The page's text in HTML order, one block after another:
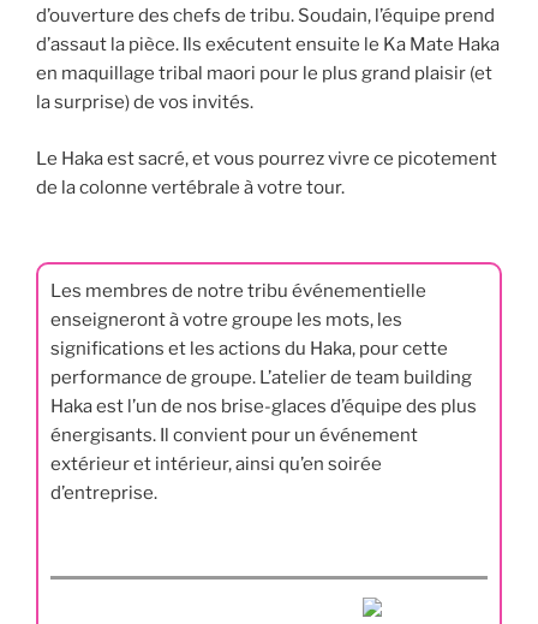
d’ouverture des chefs de tribu. Soudain, l’équipe prend
d’assaut la pièce. Ils exécutent ensuite le Ka Mate Haka
en maquillage tribal maori pour le plus grand plaisir (et
la surprise) de vos invités.
Le Haka est sacré, et vous pourrez vivre ce picotement
de la colonne vertébrale à votre tour.
Les membres de notre tribu événementielle
enseigneront à votre groupe les mots, les
significations et les actions du Haka, pour cette
performance de groupe. L’atelier de team building
Haka est l’un de nos brise-glaces d’équipe des plus
énergisants. Il convient pour un événement
extérieur et intérieur, ainsi qu’en soirée
d’entreprise.